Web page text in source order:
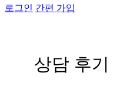
로그인 간편 가입
상담 후기